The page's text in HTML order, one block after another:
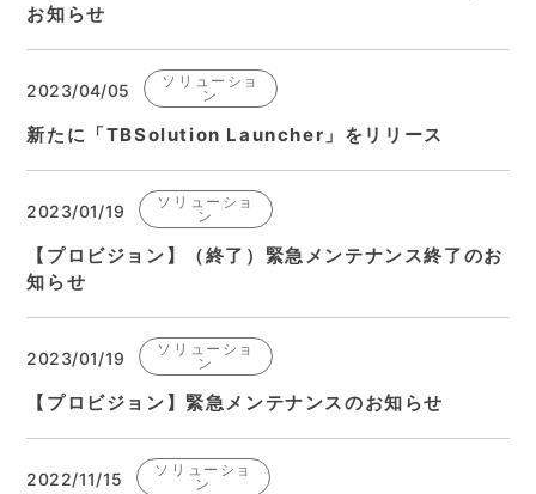
お知らせ
2023/04/05
ソリューショ
ン
新たに「TBSolution Launcher」をリリース
2023/01/19
ソリューショ
ン
【プロビジョン】（終了）緊急メンテナンス終了のお
知らせ
2023/01/19
ソリューショ
ン
【プロビジョン】緊急メンテナンスのお知らせ
2022/11/15
ソリューショ
ン